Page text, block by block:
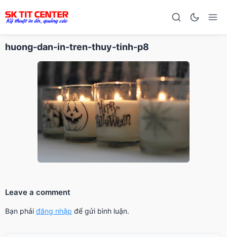
huong-dan-in-tren-thuy-tinh-p8
Leave a comment
Bạn phải đăng nhập để gửi bình luận.